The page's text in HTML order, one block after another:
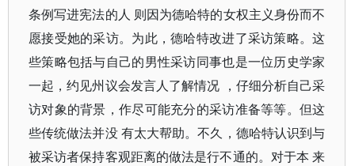
条例写进宪法的人 则因为德哈特的女权主义身份而不
愿接受她的采访。为此，德哈特改进了采访策略。这
些策略包括与自己的男性采访同事也是一位历史学家
一起，约见州议会发言人了解情况 ，仔细分析自己采
访对象的背景，作尽可能充分的采访准备等等。但这
些传统做法并没 有太大帮助。不久，德哈特认识到与
被采访者保持客观距离的做法是行不通的。对于本 来